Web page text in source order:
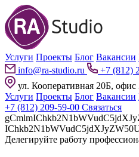
Услуги Проекты Блог Вакансии
info@ra-studio.ru
+7 (812)
ул. Кооперативная 20Б, офис
Услуги Проекты Блог Вакансии
+7 (812) 209-59-00 Связаться
Делегируйте работу